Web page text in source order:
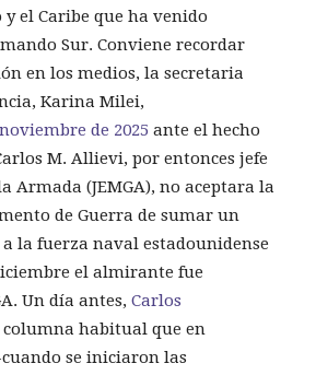
el Caribe que ha venido
Sur. Conviene recordar
en los medios, la secretaria
Karina Milei,
de 2025 ante el hecho
M. Allievi, por entonces jefe
Armada (JEMGA), no aceptara la
de Guerra de sumar un
la fuerza naval estadounidense
el almirante fue
Un día antes, Carlos
columna habitual que en
se iniciaron las